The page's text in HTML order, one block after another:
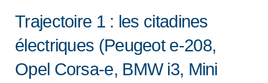
Trajectoire 1 : les citadines
électriques (Peugeot e-208,
Opel Corsa-e, BMW i3, Mini